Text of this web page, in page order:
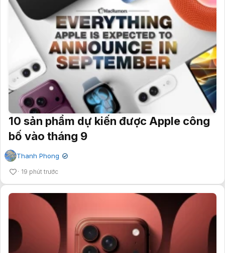
10 sản phẩm dự kiến được Apple công
bố vào tháng 9
Thanh Phong ✔
19 phút trước